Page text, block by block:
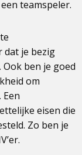
teamspeler.
dat je bezig
ben je goed
om
eisen die
Zo ben je